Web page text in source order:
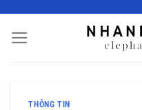
nội
THÔNG TIN